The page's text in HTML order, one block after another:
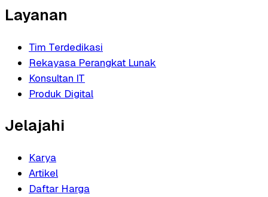
Layanan
Tim Terdedikasi
Rekayasa Perangkat Lunak
Konsultan IT
Produk Digital
Jelajahi
Karya
Artikel
Daftar Harga